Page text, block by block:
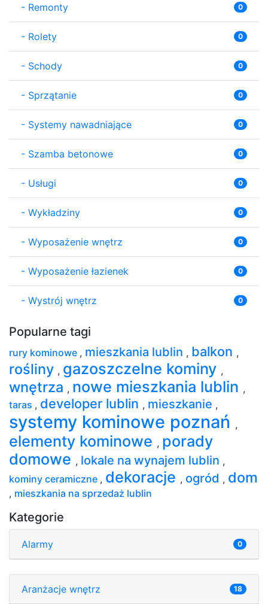
- Remonty 0
- Rolety 0
- Schody 0
- Sprzątanie 0
- Systemy nawadniające 0
- Szamba betonowe 0
- Usługi 0
- Wykładziny 0
- Wyposażenie wnętrz 0
- Wyposażenie łazienek 0
- Wystrój wnętrz 0
Popularne tagi
rury kominowe , mieszkania lublin , balkon ,
rośliny , gazoszczelne kominy ,
wnętrza , nowe mieszkania lublin ,
taras , developer lublin , mieszkanie ,
systemy kominowe poznań ,
elementy kominowe , porady
domowe , lokale na wynajem lublin ,
kominy ceramiczne , dekoracje , ogród , dom
, mieszkania na sprzedaż lublin
Kategorie
Alarmy 0
Aranżacje wnętrz 18